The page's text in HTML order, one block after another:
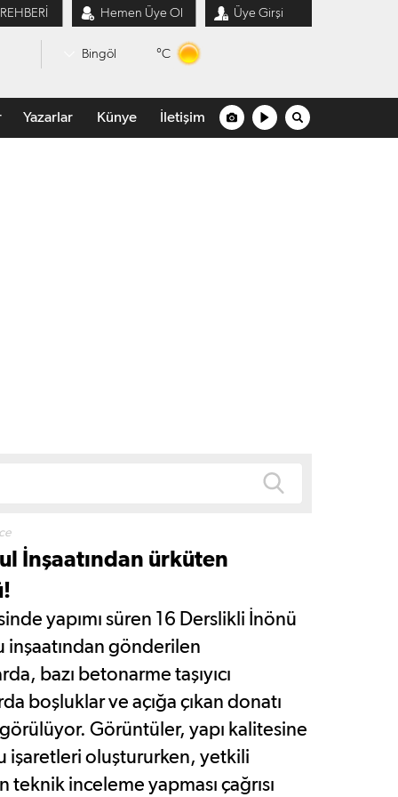
Hemen Üye Ol Üye Girşi
Bingöl °C
Yazarlar Künye İletişim
İnşaatından ürküten
yapımı süren 16 Derslikli İnönü
inşaatından gönderilen
bazı betonarme taşıyıcı
boşluklar ve açığa çıkan donatı
Görüntüler, yapı kalitesine
işaretleri oluştururken, yetkili
teknik inceleme yapması çağrısı